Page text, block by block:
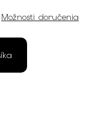
Možnosti doručenia